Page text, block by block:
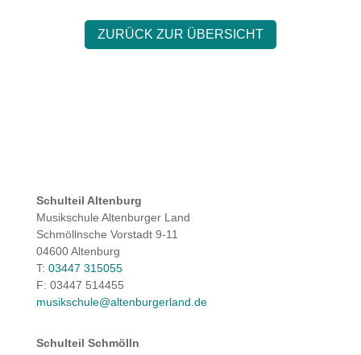
ZURÜCK ZUR ÜBERSICHT
Schulteil Altenburg
Musikschule Altenburger Land
Schmöllnsche Vorstadt 9-11
04600 Altenburg
T: 03447 315055
F: 03447 514455
musikschule@altenburgerland.de
Schulteil Schmölln